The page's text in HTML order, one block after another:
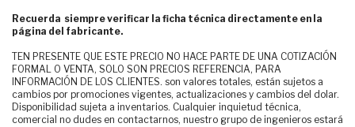
Recuerda siempre verificar la ficha técnica directamente en la
página del fabricante.
TEN PRESENTE QUE ESTE PRECIO NO HACE PARTE DE UNA COTIZACIÓN
FORMAL O VENTA, SOLO SON PRECIOS REFERENCIA, PARA
INFORMACIÓN DE LOS CLIENTES. son valores totales, están sujetos a
cambios por promociones vigentes, actualizaciones y cambios del dolar.
Disponibilidad sujeta a inventarios. Cualquier inquietud técnica,
comercial no dudes en contactarnos, nuestro grupo de ingenieros estará